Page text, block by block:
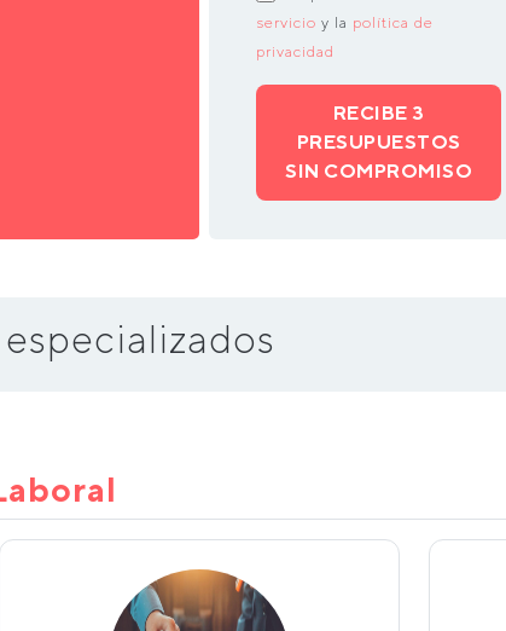
servicio y la política de
privacidad
RECIBE 3
PRESUPUESTOS
SIN COMPROMISO